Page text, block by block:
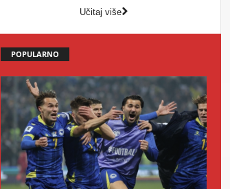
Učitaj više
POPULARNO